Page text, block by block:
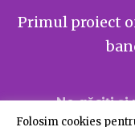
Primul proiect
Ne găsiți și
Folosim cookies